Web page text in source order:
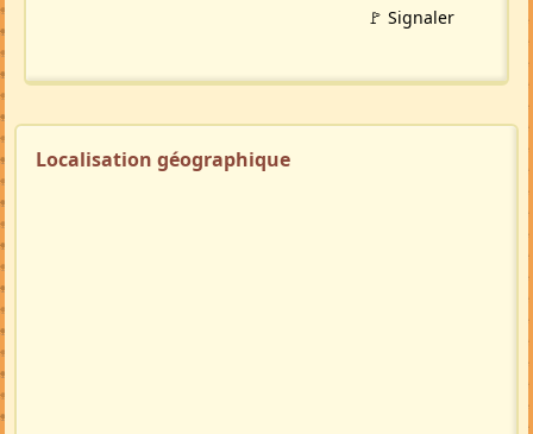
🚩 Signaler
Localisation géographique